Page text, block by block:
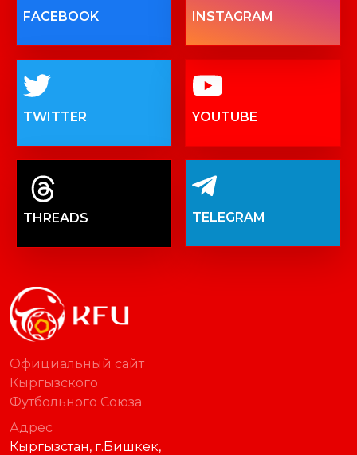
FACEBOOK INSTAGRAM
TWITTER YOUTUBE
THREADS TELEGRAM
Официальный сайт
Кыргызского
Футбольного Союза
Адрес
Кыргызстан, г.Бишкек,